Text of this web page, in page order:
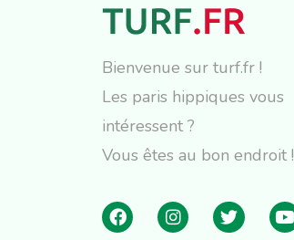
Bienvenue sur turf.fr !
Les paris hippiques vous
intéressent ?
Vous êtes au bon endroit !